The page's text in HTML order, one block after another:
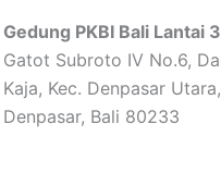
Gedung PKBI Bali Lantai 3
Gatot Subroto IV No.6,
Kaja, Kec. Denpasar
Denpasar, Bali 80233